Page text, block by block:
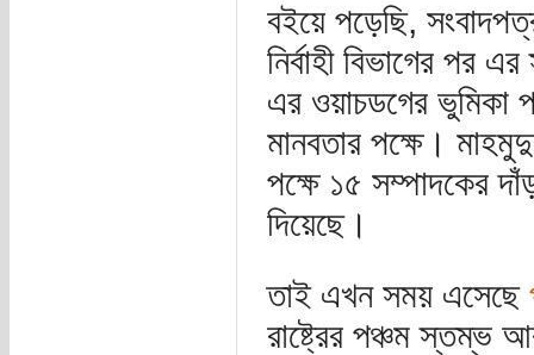
বইয়ে পড়েছি,
নির্বাহী বিভাগের পর
এর ওয়াচডগের ভুমিকা
মানবতার পক্ষে।
পক্ষে ১৫ সম্পাদকের
দিয়েছে।
তাই এখন সময় এসেছে
রাষ্ট্রের পঞ্চম স্তম্ভ